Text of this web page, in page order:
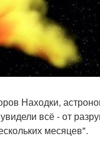
Находки,
всё - от
месяцев".